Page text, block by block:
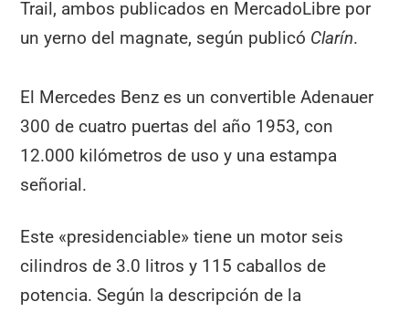
Trail, ambos publicados en MercadoLibre por
un yerno del magnate, según publicó Clarín.
El Mercedes Benz es un convertible Adenauer
300 de cuatro puertas del año 1953, con
12.000 kilómetros de uso y una estampa
señorial.
Este «presidenciable» tiene un motor seis
cilindros de 3.0 litros y 115 caballos de
potencia. Según la descripción de la